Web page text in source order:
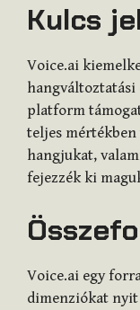
Kulcs
Voice.ai
hangváltoztatási
platform
teljes
hangjukat,
fejezzék ki
Voice.ai egy
dimenziókat